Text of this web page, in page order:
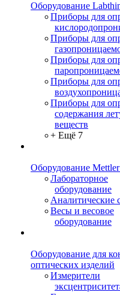
Оборудование
Приборы для
Приборы для
Приборы для
Приборы для
Приборы для
содержания
веществ
+ Ещё 7
Оборудование
Лабораторное
оборудование
Аналитические
Весы и весовое
оборудование
Оборудование для
оптических изделий
Измерители